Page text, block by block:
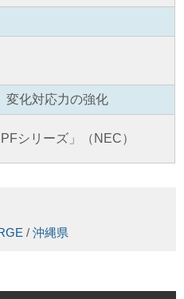
変化対応力の強化
シリーズ」（NEC）
/ 沖縄県